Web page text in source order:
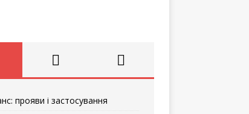
прояви і застосування